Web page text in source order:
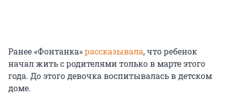
Ранее «Фонтанка»рассказывала, что ребенок
начал жить с родителями только в марте этого
года. До этого девочка воспитывалась в детском
доме.